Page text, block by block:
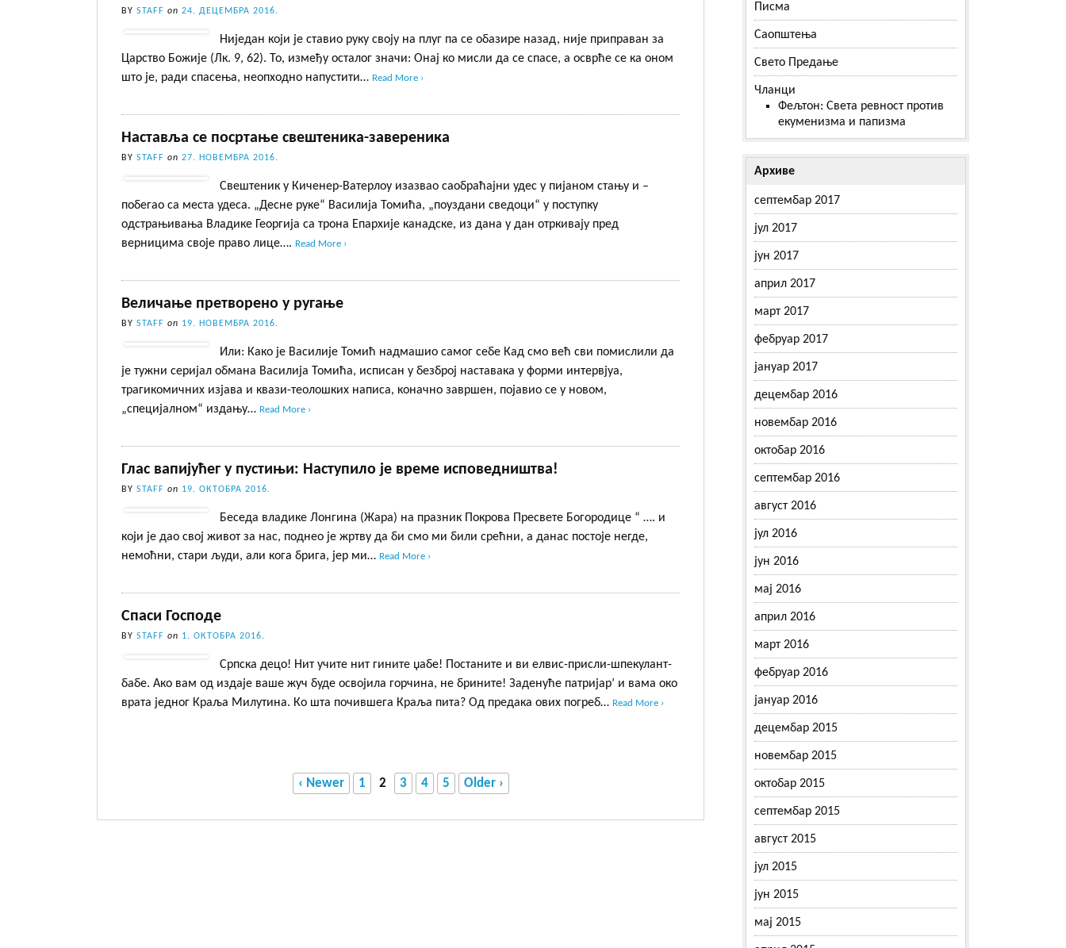
BY STAFF on 24. ДЕЦЕМБРА 2016.
Ниједан који је ставио руку своју на плуг па се обазире назад, није приправан за
Царство Божије (Лк. 9, 62). То, између осталог значи: Онај ко мисли да се спасе, а осврће се ка оном
што је, ради спасења, неопходно напустити… Read More ›
Наставља се посртање свештеника-завереника
BY STAFF on 27. НОВЕМБРА 2016.
Свештеник у Киченер-Ватерлоу изазвао саобраћајни удес у пијаном стању и –
побегао са места удеса. „Десне руке“ Василија Томића, „поуздани сведоци“ у поступку
одстрањивања Владике Георгија са трона Епархије канадске, из дана у дан отркивају пред
верницима своје право лице…. Read More ›
Величање претворено у ругање
BY STAFF on 19. НОВЕМБРА 2016.
Или: Како је Василије Томић надмашио самог себе Кад смо већ сви помислили да
је тужни серијал обмана Василија Томића, исписан у безброј наставака у форми интервјуа,
трагикомичних изјава и квази-теолошких написа, коначно завршен, појавио се у новом,
„специјалном“ издању… Read More ›
Глас вапијућег у пустињи: Наступило је време исповедништва!
BY STAFF on 19. ОКТОБРА 2016.
Беседа владике Лонгина (Жара) на празник Покрова Пресвете Богородице “ …. и
који је дао свој живот за нас, поднео је жртву да би смо ми били срећни, а данас постоје негде,
немоћни, стари људи, али кога брига, јер ми… Read More ›
Спаси Господе
BY STAFF on 1. ОКТОБРА 2016.
Српска децо! Нит учите нит гините џабе! Постаните и ви елвис-присли-шпекулант-
бабе. Ако вам од издаје ваше жуч буде освојила горчина, не брините! Заденуће патријар’ и вама око
врата једног Краља Милутина. Ко шта почившега Краља пита? Од предака ових погреб… Read More ›
‹ Newer 1 2 3 4 5 Older ›
Писма
Саопштења
Свето Предање
Чланци
Фељтон: Света ревност против
екуменизма и папизма
Архиве
септембар 2017
јул 2017
јун 2017
април 2017
март 2017
фебруар 2017
јануар 2017
децембар 2016
новембар 2016
октобар 2016
септембар 2016
август 2016
јул 2016
јун 2016
мај 2016
април 2016
март 2016
фебруар 2016
јануар 2016
децембар 2015
новембар 2015
октобар 2015
септембар 2015
август 2015
јул 2015
јун 2015
мај 2015